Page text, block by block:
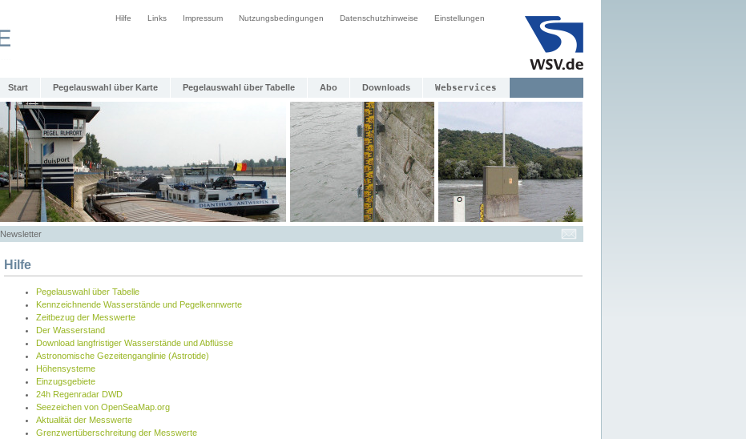
Hilfe Links Impressum Nutzungsbedingungen Datenschutzhinweise Einstellungen
Start Pegelauswahl über Karte Pegelauswahl über Tabelle Abo Downloads Webservices
Newsletter
Hilfe
Pegelauswahl über Tabelle
Kennzeichnende Wasserstände und Pegelkennwerte
Zeitbezug der Messwerte
Der Wasserstand
Download langfristiger Wasserstände und Abflüsse
Astronomische Gezeitenganglinie (Astrotide)
Höhensysteme
Einzugsgebiete
24h Regenradar DWD
Seezeichen von OpenSeaMap.org
Aktualität der Messwerte
Grenzwertüberschreitung der Messwerte